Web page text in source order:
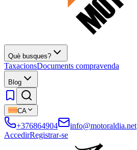
Què busques?
TaxacionsDocuments compravenda
Blog
CA
+376864904
info@motoraldia.net
AccedirRegistrar-se